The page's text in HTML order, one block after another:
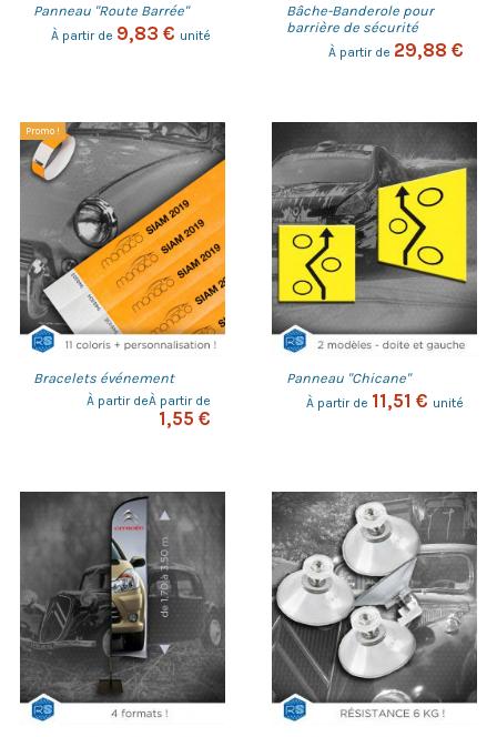
Panneau "Route Barrée"
À partir de 9,83 € unité
Bâche-Banderole pour
barrière de sécurité
À partir de 29,88 €
Promo !
Bracelets événement
À partir deÀ partir de
1,55 €
Panneau "Chicane"
À partir de 11,51 € unité